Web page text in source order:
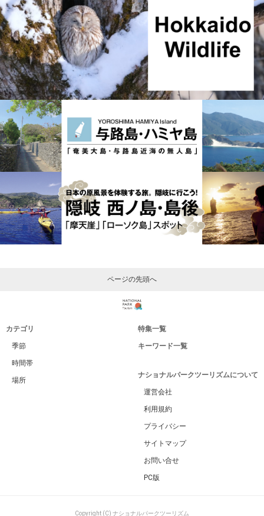
ページの先頭へ
カテゴリ
季節
時間帯
場所
特集一覧
キーワード一覧
ナショナルパークツーリズムについて
運営会社
利用規約
プライバシー
サイトマップ
お問い合せ
PC版
Copyright (C) ナショナルパークツーリズム